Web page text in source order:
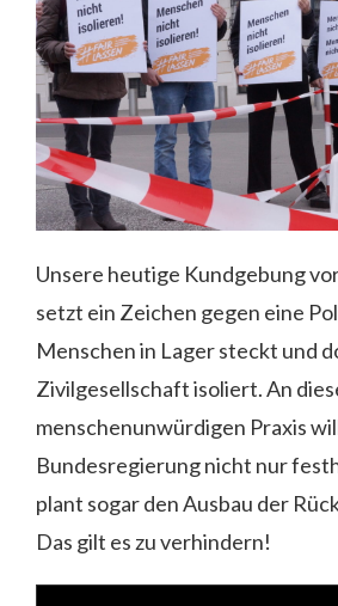
Unsere heutige Kundgebung
setzt ein Zeichen gegen eine
Menschen in Lager steckt und
Zivilgesellschaft isoliert. An
menschenunwürdigen Praxis
Bundesregierung nicht nur
plant sogar den Ausbau der
Das gilt es zu verhindern!